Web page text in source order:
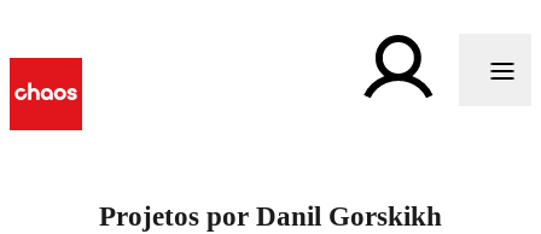
Projetos por Danil Gorskikh